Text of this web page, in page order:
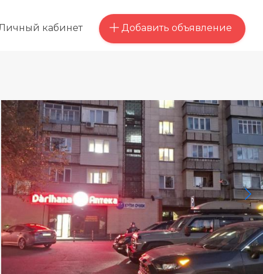
кабинет Добавить объявление